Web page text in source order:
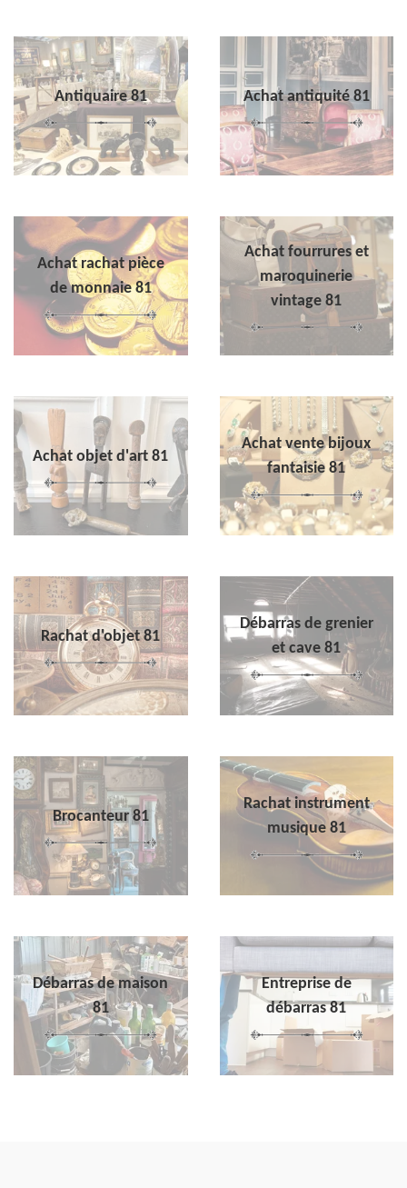
Antiquaire 81 Achat antiquité 81
Achat rachat pièce
de monnaie 81
Achat fourrures et
maroquinerie
vintage 81
Achat objet d'art 81
Achat vente bijoux
fantaisie 81
Rachat d'objet 81
Débarras de grenier
et cave 81
Brocanteur 81
Rachat instrument
musique 81
Débarras de maison
81
Entreprise de
débarras 81